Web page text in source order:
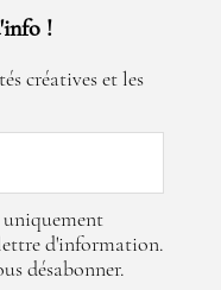
!
créatives et les
uniquement
d'information.
désabonner.